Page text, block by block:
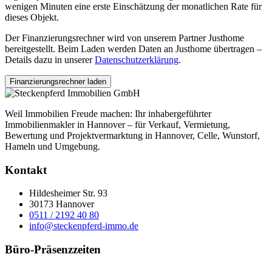
wenigen Minuten eine erste Einschätzung der monatlichen Rate für
dieses Objekt.
Der Finanzierungsrechner wird von unserem Partner Justhome
bereitgestellt. Beim Laden werden Daten an Justhome übertragen –
Details dazu in unsererDatenschutzerklärung.
Finanzierungsrechner laden
Weil Immobilien Freude machen: Ihr inhabergeführter
Immobilienmakler in Hannover – für Verkauf, Vermietung,
Bewertung und Projektvermarktung in Hannover, Celle, Wunstorf,
Hameln und Umgebung.
Kontakt
Hildesheimer Str. 93
30173 Hannover
0511 / 2192 40 80
info@steckenpferd-immo.de
Büro-Präsenzzeiten